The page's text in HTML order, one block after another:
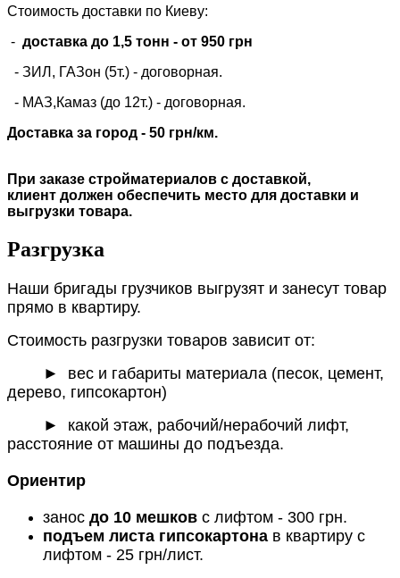
Стоимость доставки по Киеву:
- доставка до 1,5 тонн - от 950 грн
- ЗИЛ, ГАЗон (5т.) - договорная.
- МАЗ,Камаз (до 12т.) - договорная.
Доставка за город - 50 грн/км.
При заказе стройматериалов с доставкой,
клиент должен обеспечить место для доставки и
выгрузки товара.
Разгрузка
Наши бригады грузчиков выгрузят и занесут товар
прямо в квартиру.
Стоимость разгрузки товаров зависит от:
►
вес и габариты материала (песок, цемент,
дерево, гипсокартон)
► какой этаж, рабочий/нерабочий лифт,
расстояние от машины до подъезда.
Ориентир
занос до 10 мешков с лифтом - 300 грн.
подъем листа гипсокартона в квартиру с
лифтом - 25 грн/лист.